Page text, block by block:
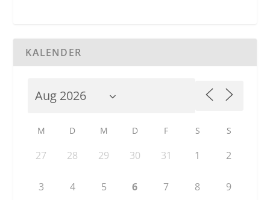
KALENDER
M D M D F S S
27 28 29 30 31 1 2
3 4 5 6 7 8 9